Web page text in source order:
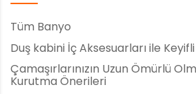
Tüm Banyo
Duş kabini İç Aksesuarları ile
Çamaşırlarınızın Uzun Ömürlü
Kurutma Önerileri